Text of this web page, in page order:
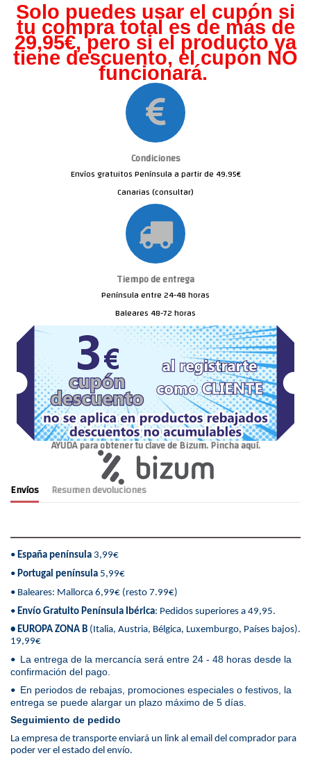
Solo puedes usar el cupón si
tu compra total es de más de
29,95€, pero si el producto ya
tiene descuento, el cupón NO
funcionará.
Condiciones
Envíos gratuitos Península a partir de 49.95€
Canarias (consultar)
Tiempo de entrega
Península entre 24-48 horas
Baleares 48-72 horas
AYUDA para obtener tu clave de Bizum. Pincha aquí.
Envíos Resumen devoluciones
• España península 3,99€
• Portugal península 5,99€
• Baleares: Mallorca 6,99€ (resto 7.99€)
• Envío Gratuito Península Ibérica: Pedidos superiores a 49,95.
• EUROPA ZONA B (Italia, Austria, Bélgica, Luxemburgo, Países bajos).
19,99€
• La entrega de la mercancía será entre 24 - 48 horas desde la
confirmación del pago.
• En periodos de rebajas, promociones especiales o festivos, la
entrega se puede alargar un plazo máximo de 5 días.
Seguimiento de pedido
La empresa de transporte enviará un link al email del comprador para
poder ver el estado del envío.